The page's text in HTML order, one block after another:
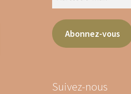
Abonnez-vous
Suivez-nous